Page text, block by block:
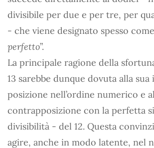
divisibile per due e per tre, per
- che viene designato spesso
perfetto”.
La principale ragione della
13 sarebbe dunque dovuta alla sua
posizione nell’ordine numerico e
contrapposizione con la perfetta
divisibilità - del 12. Questa
agire, anche in modo latente, nel